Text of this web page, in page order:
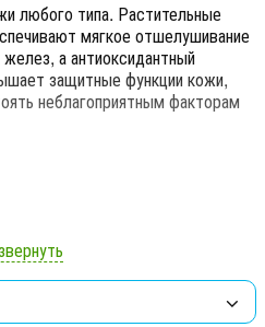
любого типа. Растительные
мягкое отшелушивание
а антиоксидантный
защитные функции кожи,
неблагоприятным факторам
действие
кожи
количество геля нанесите на